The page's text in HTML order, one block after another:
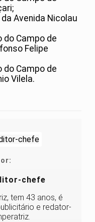
Avenida Nicolau
do Campo de
Felipe
do Campo de
Vilela.
chefe
tem 43 anos, é
e redator-